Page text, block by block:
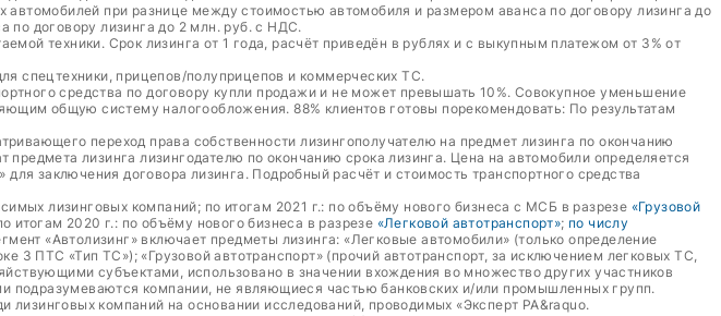
при разнице между стоимостью автомобиля и размером аванса по договору лизинга до
по договору лизинга до 2 млн. руб. с НДС.
техники. Срок лизинга от 1 года, расчёт приведён в рублях и с выкупным платежом от 3% от
спецтехники, прицепов/полуприцепов и коммерческих ТС.
средства по договору купли продажи и не может превышать 10%. Совокупное уменьшение
общую систему налогообложения. 88% клиентов готовы порекомендовать: По результатам
переход права собственности лизингополучателю на предмет лизинга по окончанию
лизинга лизингодателю по окончанию срока лизинга. Цена на автомобили определяется
заключения договора лизинга. Подробный расчёт и стоимость транспортного средства
лизинговых компаний; по итогам 2021 г.: по объёму нового бизнеса с МСБ в разрезе «Грузовой
итогам 2020 г.: по объёму нового бизнеса в разрезе «Легковой автотранспорт»; по числу
«Автолизинг» включает предметы лизинга: «Легковые автомобили» (только определение
3 ПТС «Тип ТС»); «Грузовой автотранспорт» (прочий автотранспорт, за исключением легковых ТС,
субъектами, использовано в значении вхождения во множество других участников
компании, не являющиеся частью банковских и/или промышленных групп.
компаний на основании исследований, проводимых «Эксперт РА&raquo.